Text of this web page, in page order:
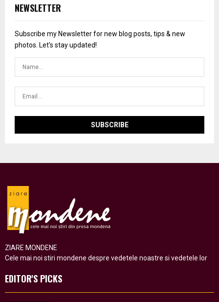
NEWSLETTER
Subscribe my Newsletter for new blog posts, tips & new
photos. Let's stay updated!
ZIARE MONDENE
Cele mai noi stiri mondene despre vedetele noastre si vedetele lor
EDITOR'S PICKS